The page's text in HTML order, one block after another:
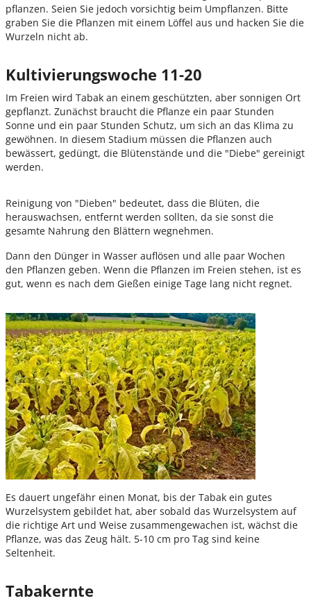
pflanzen. Seien Sie jedoch vorsichtig beim Umpflanzen. Bitte
graben Sie die Pflanzen mit einem Löffel aus und hacken Sie die
Wurzeln nicht ab.
Kultivierungswoche 11-20
Im Freien wird Tabak an einem geschützten, aber sonnigen Ort
gepflanzt. Zunächst braucht die Pflanze ein paar Stunden
Sonne und ein paar Stunden Schutz, um sich an das Klima zu
gewöhnen. In diesem Stadium müssen die Pflanzen auch
bewässert, gedüngt, die Blütenstände und die "Diebe" gereinigt
werden.
Reinigung von "Dieben" bedeutet, dass die Blüten, die
herauswachsen, entfernt werden sollten, da sie sonst die
gesamte Nahrung den Blättern wegnehmen.
Dann den Dünger in Wasser auflösen und alle paar Wochen
den Pflanzen geben. Wenn die Pflanzen im Freien stehen, ist es
gut, wenn es nach dem Gießen einige Tage lang nicht regnet.
Es dauert ungefähr einen Monat, bis der Tabak ein gutes
Wurzelsystem gebildet hat, aber sobald das Wurzelsystem auf
die richtige Art und Weise zusammengewachen ist, wächst die
Pflanze, was das Zeug hält. 5-10 cm pro Tag sind keine
Seltenheit.
Tabakernte